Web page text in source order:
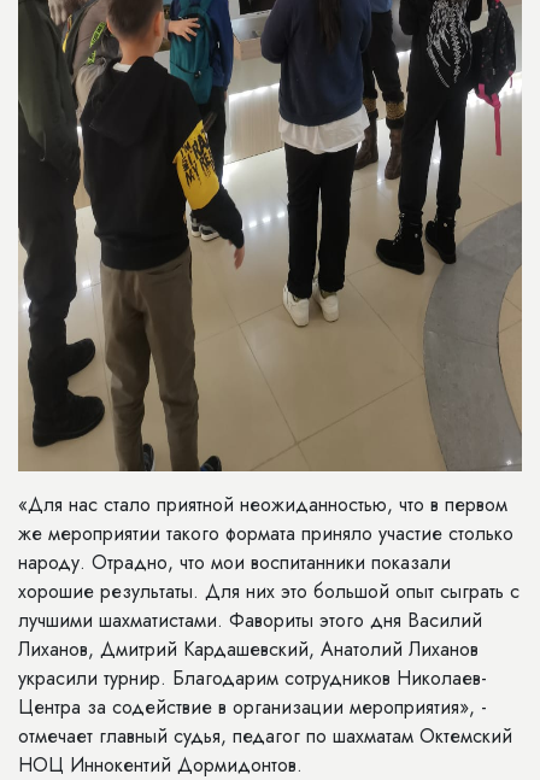
«Для нас стало приятной неожиданностью, что в первом
же мероприятии такого формата приняло участие столько
народу. Отрадно, что мои воспитанники показали
хорошие результаты. Для них это большой опыт сыграть с
лучшими шахматистами. Фавориты этого дня Василий
Лиханов, Дмитрий Кардашевский, Анатолий Лиханов
украсили турнир. Благодарим сотрудников Николаев-
Центра за содействие в организации мероприятия», -
отмечает главный судья, педагог по шахматам Октемский
НОЦ Иннокентий Дормидонтов.